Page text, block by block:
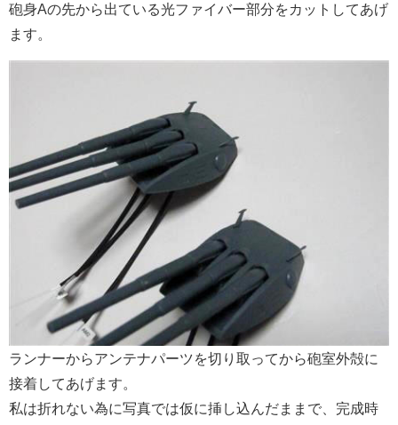
砲身Aの先から出ている光ファイバー部分をカットしてあげ
ます。
ランナーからアンテナパーツを切り取ってから砲室外殻に
接着してあげます。
私は折れない為に写真では仮に挿し込んだままで、完成時